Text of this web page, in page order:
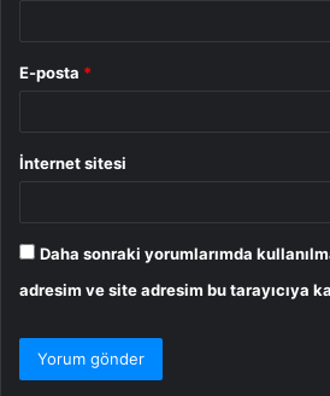
E-posta *
İnternet sitesi
Daha sonraki yorumlarımda
adresim ve site adresim bu tarayıcıya